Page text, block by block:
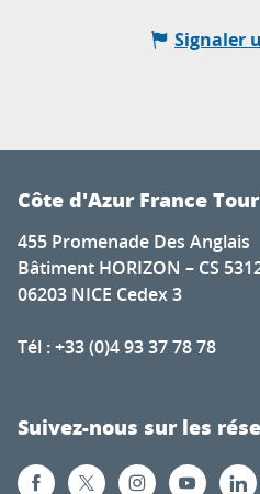
Signaler
Côte d'Azur France
455 Promenade Des Anglais
Bâtiment HORIZON – CS
06203 NICE Cedex 3
Tél : +33 (0)4 93 37 78 78
Suivez-nous sur les